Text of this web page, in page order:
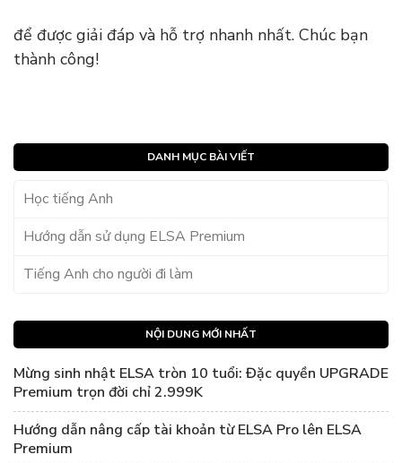
để được giải đáp và hỗ trợ nhanh nhất. Chúc bạn
thành công!
DANH MỤC BÀI VIẾT
Học tiếng Anh
Hướng dẫn sử dụng ELSA Premium
Tiếng Anh cho người đi làm
NỘI DUNG MỚI NHẤT
Mừng sinh nhật ELSA tròn 10 tuổi: Đặc quyền UPGRADE
Premium trọn đời chỉ 2.999K
Hướng dẫn nâng cấp tài khoản từ ELSA Pro lên ELSA
Premium